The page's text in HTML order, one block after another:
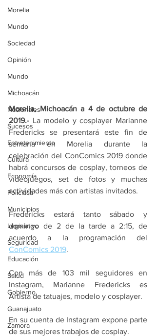
Morelia
Mundo
Sociedad
Opinión
Mundo
Michoacán
Nacionales
Sucesos
Entretenimiento
Cultura
Economía
Policíaca
Municipios
Legislativo
Seguridad
Educación
Salud
Gobierno
Guanajuato
Zamora
Morelia, Michoacán a 4 de octubre de
2019.- La modelo y cosplayer Marianne
Fredericks se presentará este fin de
semana en Morelia durante la
celebración del ConComics 2019 donde
habrá concursos de cosplay, torneos de
videojuegos, set de fotos y muchas
actividades más con artistas invitados.
Fredericks estará tanto sábado y
domingo de 2 de la tarde a 2:15, de
ConComics 2019.
Con más de 103 mil seguidores en
Instagram, Marianne Fredericks es
Artista de tatuajes, modelo y cosplayer.
En su cuenta de Instagram expone parte
de sus mejores trabajos de cosplay.